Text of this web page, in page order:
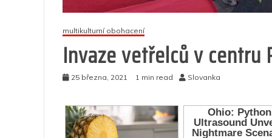
multikulturní obohacení
Invaze vetřelců v centru
25 března, 2021 1 min read Slovanka